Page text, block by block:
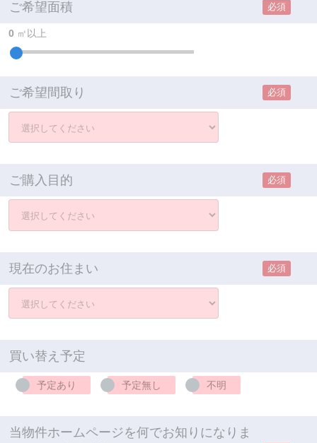
ご希望面積 必須
0 ㎡以上
ご希望間取り 必須
ご購入目的 必須
現在のお住まい 必須
買い替え予定
予定あり 予定無し 不明
当物件ホームページを何でお知りになりま